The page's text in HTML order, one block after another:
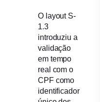
O layout S-
1.3
introduziu a
validação
em tempo
real com o
CPF como
identificador